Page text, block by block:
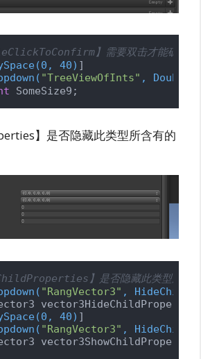
】需要双击才能确地
40) ]
"TreeViewOfInts" ,
SomeSize9;
】是否隐藏此类型所含有的
】是否隐藏此类型所含
"RangVector3" ,
40) ]
"RangVector3" ,